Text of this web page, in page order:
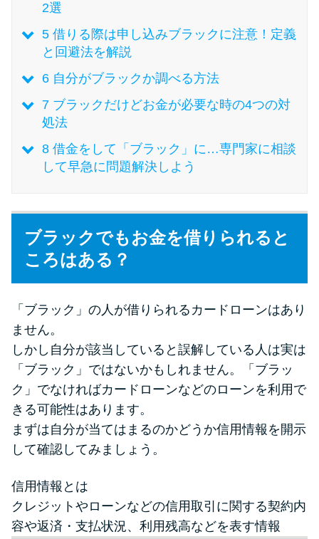
種類・特徴別一覧
今月の家賃払えない…2ヵ月目に
処法3つ
街金とは？絶対審査通る？借金
に悩む人へ街金をおすすめしな
い理由
質屋でお金を借りるには？年利
やシステムをカードローンと比
較
未成年でもお金を借りられる？
学生がお金を借りる方法があ
学生がお金を借りる方法は？親
へのバレにくさや将来への影響
2選
5借りる際は申し込みブラックに注意！定義
と回避法を解説
6自分がブラックか調べる方法
7ブラックだけどお金が必要な時の4つの対
処法
8借金をして「ブラック」に…専門家に相談
して早急に問題解決しよう
ブラックでもお金を借りられると
ころはある？
「ブラック」の人が借りられるカードローンはあり
ません。
しかし自分が該当していると誤解している人は実は
「ブラック」ではないかもしれません。「ブラッ
ク」でなければカードローンなどのローンを利用で
きる可能性はあります。
まずは自分が当てはまるのかどうか信用情報を開示
して確認してみましょう。
信用情報とは
クレジットやローンなどの信用取引に関する契約内
容や返済・支払状況、利用残高などを表す情報